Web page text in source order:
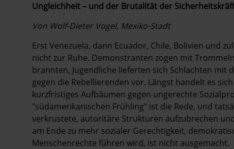
Ungleichheit – und der Brutalität der
Von Wolf-Dieter Vogel, Mexiko-Stadt
Erst Venezuela, dann Ecuador, Chile, Bolivien und
nicht zur Ruhe. Demonstranten zogen mit
brannten, Jugendliche lieferten sich Schlachten mit
gegen die Rebellierenden vor. Längst handelt es
kurzfristiges Aufbäumen gegen ungerechte
"südamerikanischen Frühling" ist die Rede, und
verkrustete, autoritäre Strukturen aufzubrechen
am Ende zu mehr sozialer Gerechtigkeit,
Menschenrechte führen wird, ist nicht ausgemacht.